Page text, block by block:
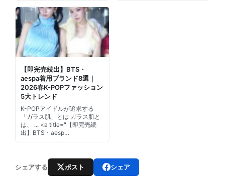
【即完売続出】BTS・
aespa着用ブランド8選｜
2026春K-POPファッション
5大トレンド
K-POPアイドルが追求する
「ガラス肌」とは ガラス肌と
は、 ... <a title="【即完売続
出】BTS・aesp…
シェアする ポスト シェア